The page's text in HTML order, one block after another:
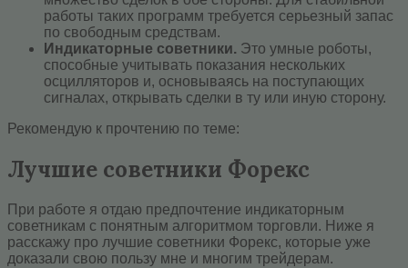
работы таких программ требуется серьезный запас
по свободным средствам.
Индикаторные советники. Это умные роботы,
способные учитывать показания нескольких
осцилляторов и, основываясь на поступающих
сигналах, открывать сделки в ту или иную сторону.
Рекомендую к прочтению по теме:
Лучшие советники Форекс
При работе я отдаю предпочтение индикаторным
советникам с понятным алгоритмом торговли. Ниже я
расскажу про лучшие советники Форекс, которые уже
доказали свою пользу мне и многим трейдерам.